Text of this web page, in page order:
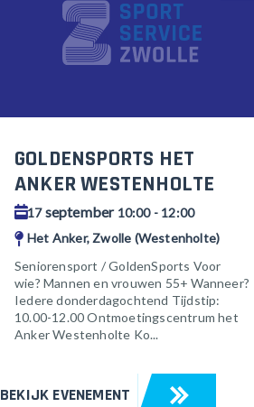
GOLDENSPORTS HET
ANKER WESTENHOLTE
17september10:00 - 12:00
Het Anker, Zwolle (Westenholte)
Seniorensport / GoldenSports Voor
wie? Mannen en vrouwen 55+ Wanneer?
Iedere donderdagochtend Tijdstip:
10.00-12.00 Ontmoetingscentrum het
Anker Westenholte Ko...
BEKIJK EVENEMENT